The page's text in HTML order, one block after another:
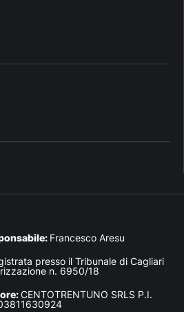
Francesco Aresu
presso il Tribunale di Cagliari
n. 6950/18
CENTOTRENTUNO SRLS P.I.